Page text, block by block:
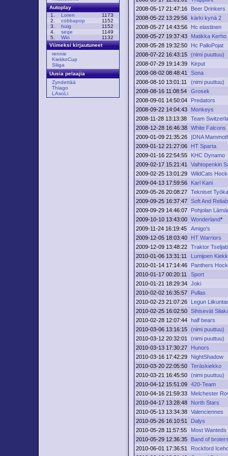
Autoplay
1.
Loren
1173
2.
cobbapop
1152
3.
huig
1152
4.
seqe
1149
5.
Win
1132
Viimeksi kirjautuneet
rennie
KiekkoCup
Sliiga
Uusia pelaajia
Zyndettää
Thiago
LAsoLi
2008-05-17 21:47:16
Beer Drinkers
2008-05-22 13:29:56 kärki kynä 2
2008-05-27 14:43:56
Hc elastinen
2008-05-27 19:37:43
Matikka Kerho
2008-05-28 19:32:50
Hc PalloPojat
2008-07-22 16:43:15 (nimi puuttuu)
2008-07-29 19:14:39
Kirput
2008-08-02 08:48:41
Sona
2008-08-10 13:01:11
(nimi puuttuu)
2008-08-16 11:08:54
Grosek
2008-09-01 14:50:04
Predators
2008-09-22 14:04:43
Monkeys
2008-11-28 13:13:38
Team
2008-12-28 16:46:38 White Falcons
2009-01-09 21:35:26
|DNA
2009-01-12 21:27:06
HT Sparta
2009-01-16 22:54:55
KHC Dynamo
2009-02-17 15:21:41
Vaihtopenkin
2009-02-25 13:01:29 WildCats
2009-04-13 17:59:56
Karl Kani
2009-05-26 20:08:27 Tekniset
2009-09-25 16:37:47 Soft And
2009-09-29 14:46:07
Pohjolan
2009-10-10 13:43:00 Wonderland*
2009-11-24 16:19:45
Amigo's
2009-12-05 18:03:40
HT Warriors
2009-12-09 13:48:22 Traktor
2010-01-06 13:31:11
Lumijoen
2010-01-14 17:14:46
Panthers
2010-01-17 00:20:11
Sport
2010-01-21 18:29:34 Joki
2010-02-02 16:35:57
Pullas
2010-02-23 21:07:26
Legun
2010-02-25 16:02:50 Sihisevät
2010-02-28 12:07:44 half bears
2010-03-06 13:16:15 (nimi puuttuu)
2010-03-12 20:32:01
(nimi puuttuu)
2010-03-13 17:30:27
Hunors
2010-03-16 17:42:29
NightShadow
2010-03-20 22:05:50 Teräskiekko
2010-03-21 16:45:50 (nimi puuttuu)
2010-04-12 15:51:09 420-Team
2010-04-16 21:59:33
Melchester
2010-04-17 13:28:48
North Stars
2010-05-13 13:34:38 Valenciennes
2010-05-26 16:10:51
Dalys
2010-05-28 11:57:55
Most Wanteds
2010-05-29 12:36:35
Band of broters
2010-06-01 17:36:51
Rockford